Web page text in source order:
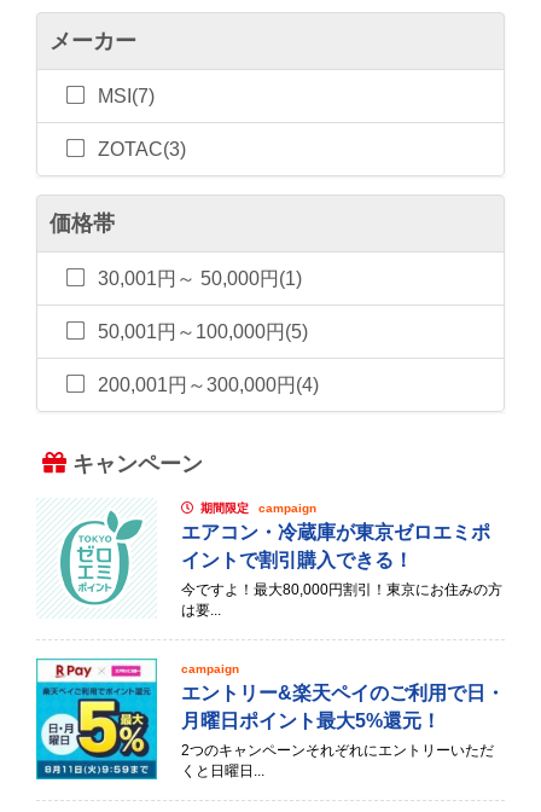
メーカー
MSI(7)
ZOTAC(3)
価格帯
30,001円～ 50,000円(1)
50,001円～100,000円(5)
200,001円～300,000円(4)
キャンペーン
期間限定 campaign
エアコン・冷蔵庫が東京ゼロエミポ
イントで割引購入できる！
今ですよ！最大80,000円割引！東京にお住みの方
は要...
campaign
エントリー&楽天ペイのご利用で日・
月曜日ポイント最大5%還元！
2つのキャンペーンそれぞれにエントリーいただ
くと日曜日...